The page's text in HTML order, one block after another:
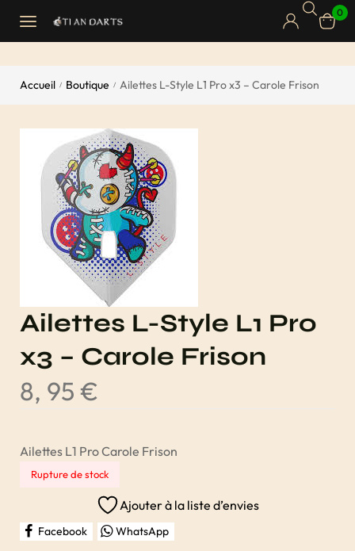
0
Accueil / Boutique / Ailettes L-Style L1 Pro x3 – Carole Frison
Ailettes L-Style L1 Pro
x3 – Carole Frison
8, 95 €
Ailettes L1 Pro Carole Frison
Rupture de stock
Ajouter à la liste d’envies
Facebook WhatsApp